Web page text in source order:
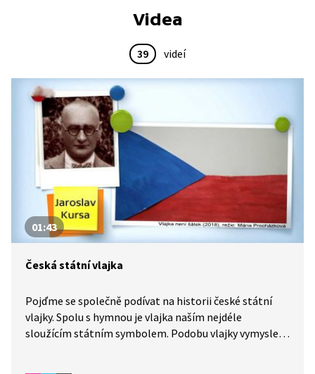
Videa
39 videí
01:43
Česká státní vlajka
Pojďme se společně podívat na historii české státní
vlajky. Spolu s hymnou je vlajka naším nejdéle
sloužícím státním symbolem. Podobu vlajky vymyslel